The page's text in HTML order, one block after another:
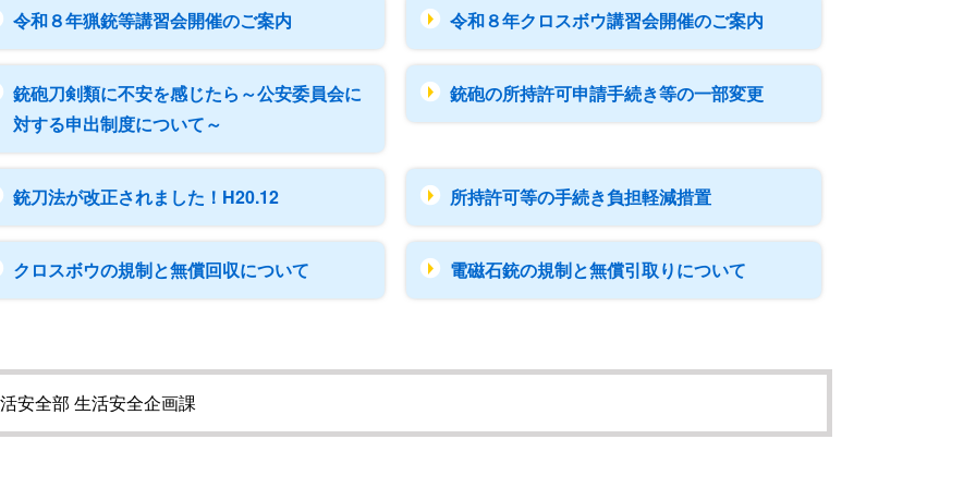
令和８年猟銃等講習会開催のご案内 令和８年クロスボウ講習会開催のご案内
銃砲刀剣類に不安を感じたら～公安委員会に
対する申出制度について～
銃砲の所持許可申請手続き等の一部変更
銃刀法が改正されました！H20.12 所持許可等の手続き負担軽減措置
クロスボウの規制と無償回収について 電磁石銃の規制と無償引取りについて
安全部 生活安全企画課